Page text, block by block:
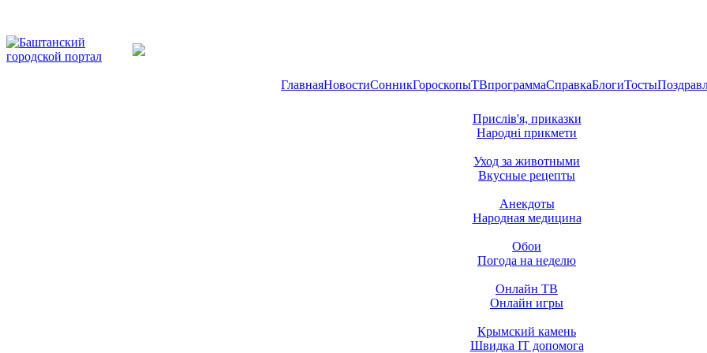
ГлавнаяНовостиСонникГороскопыТВпрограммаСправкаБлогиТосты
Прислів'я, приказки
Народні прикмети
Уход за животными
Вкусные рецепты
Анекдоты
Народная медицина
Обои
Погода на неделю
Онлайн ТВ
Онлайн игры
Крымский камень
Швидка ІТ допомога